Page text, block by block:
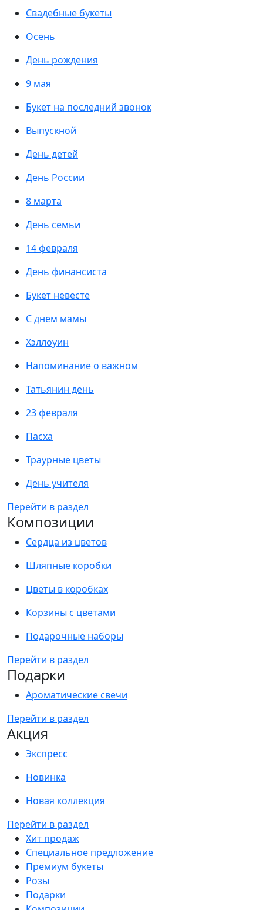
Свадебные букеты
Осень
День рождения
9 мая
Букет на последний звонок
Выпускной
День детей
День России
8 марта
День семьи
14 февраля
День финансиста
Букет невесте
С днем мамы
Хэллоуин
Напоминание о важном
Татьянин день
23 февраля
Пасха
Траурные цветы
День учителя
Перейти в раздел
Композиции
Сердца из цветов
Шляпные коробки
Цветы в коробках
Корзины с цветами
Подарочные наборы
Перейти в раздел
Подарки
Ароматические свечи
Перейти в раздел
Акция
Экспресс
Новинка
Новая коллекция
Перейти в раздел
Хит продаж
Специальное предложение
Премиум букеты
Розы
Подарки